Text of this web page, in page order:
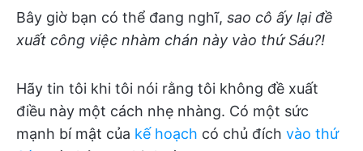
Bây giờ bạn có thể đang nghĩ, sao cô ấy lại đề
xuất công việc nhàm chán này vào thứ Sáu?!
Hãy tin tôi khi tôi nói rằng tôi không đề xuất
điều này một cách nhẹ nhàng. Có một sức
mạnh bí mật của kế hoạch có chủ đích vào thứ